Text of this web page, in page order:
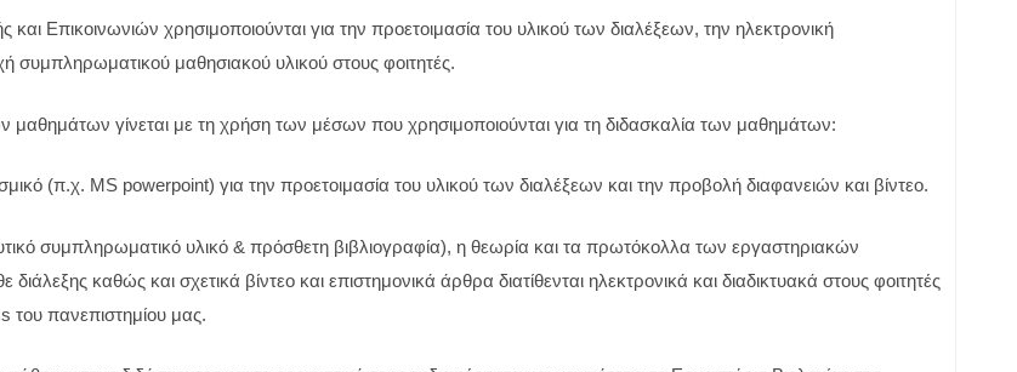
και Επικοινωνιών χρησιμοποιούνται για την προετοιμασία του υλικού των διαλέξεων, την ηλεκτρονική
συμπληρωματικού μαθησιακού υλικού στους φοιτητές.
μαθημάτων γίνεται με τη χρήση των μέσων που χρησιμοποιούνται για τη διδασκαλία των μαθημάτων:
(π.χ. MS powerpoint) για την προετοιμασία του υλικού των διαλέξεων και την προβολή διαφανειών και βίντεο.
συμπληρωματικό υλικό & πρόσθετη βιβλιογραφία), η θεωρία και τα πρωτόκολλα των εργαστηριακών
καθώς και σχετικά βίντεο και επιστημονικά άρθρα διατίθενται ηλεκτρονικά και διαδικτυακά στους φοιτητές
του πανεπιστημίου μας.